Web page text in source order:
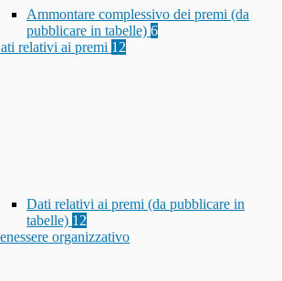
Ammontare complessivo dei premi (da
pubblicare in tabelle) 6
relativi ai premi 12
Dati relativi ai premi (da pubblicare in
tabelle) 12
organizzativo